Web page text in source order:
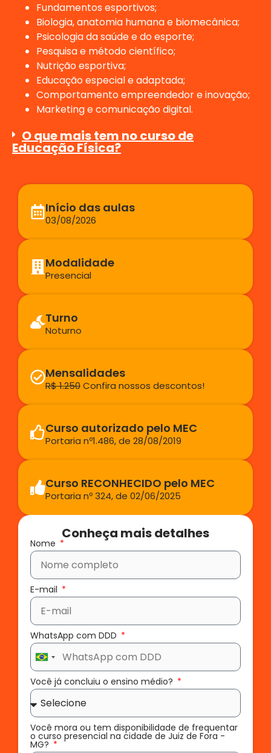
Fundamentos esportivos;
Biologia, anatomia humana e biomecânica;
Psicologia da saúde e do esporte;
Pesquisa e método científico;
Nutrição esportiva;
Educação especial e adaptada;
Comportamento empreendedor e inovação;
Marketing e comunicação digital.
O que mais tem no curso de
Educação Física?
Início das aulas
03/08/2026
Modalidade
Presencial
Turno
Noturno
Mensalidades
R$ 1.250Confira nossos descontos!
Curso autorizado pelo MEC
Portaria nº1.486, de 28/08/2019
Curso RECONHECIDO pelo MEC
Portaria nº 324, de 02/06/2025
Conheça mais detalhes
Nome
E-mail
WhatsApp com DDD
Brazil
+55
Você já concluiu o ensino médio?
Você mora ou tem disponibilidade de frequentar
o curso presencial na cidade de Juiz de Fora -
MG?